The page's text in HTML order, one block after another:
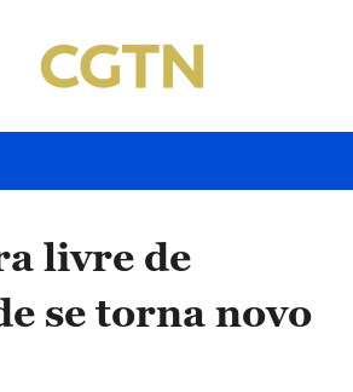
livre de
se torna novo